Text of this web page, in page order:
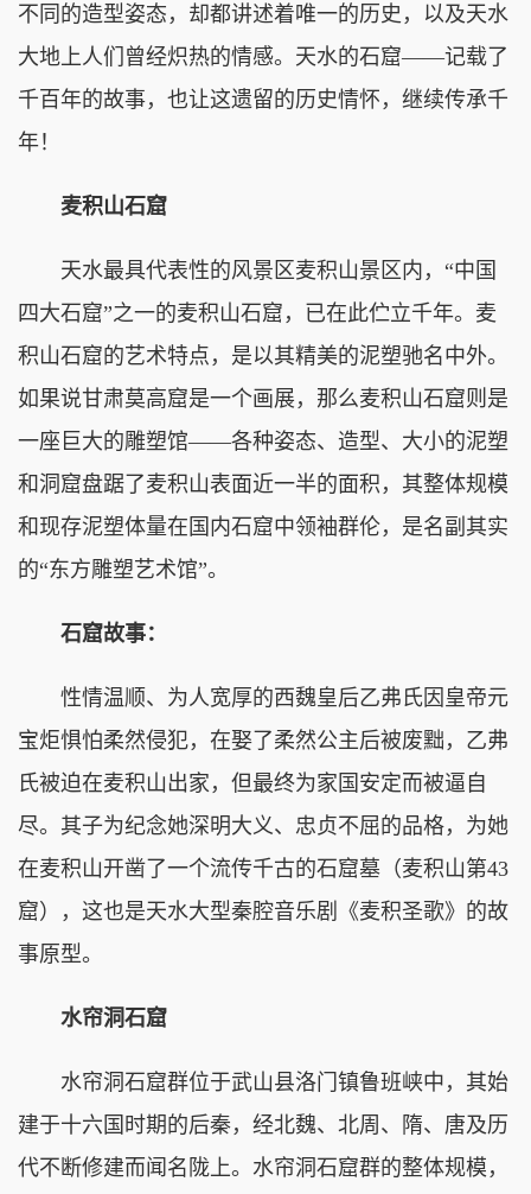
不同的造型姿态，却都讲述着唯一的历史，以及天水
大地上人们曾经炽热的情感。天水的石窟——记载了
千百年的故事，也让这遗留的历史情怀，继续传承千
年！
麦积山石窟
天水最具代表性的风景区麦积山景区内，“中国
四大石窟”之一的麦积山石窟，已在此伫立千年。麦
积山石窟的艺术特点，是以其精美的泥塑驰名中外。
如果说甘肃莫高窟是一个画展，那么麦积山石窟则是
一座巨大的雕塑馆——各种姿态、造型、大小的泥塑
和洞窟盘踞了麦积山表面近一半的面积，其整体规模
和现存泥塑体量在国内石窟中领袖群伦，是名副其实
的“东方雕塑艺术馆”。
石窟故事：
性情温顺、为人宽厚的西魏皇后乙弗氏因皇帝元
宝炬惧怕柔然侵犯，在娶了柔然公主后被废黜，乙弗
氏被迫在麦积山出家，但最终为家国安定而被逼自
尽。其子为纪念她深明大义、忠贞不屈的品格，为她
在麦积山开凿了一个流传千古的石窟墓（麦积山第43
窟），这也是天水大型秦腔音乐剧《麦积圣歌》的故
事原型。
水帘洞石窟
水帘洞石窟群位于武山县洛门镇鲁班峡中，其始
建于十六国时期的后秦，经北魏、北周、隋、唐及历
代不断修建而闻名陇上。水帘洞石窟群的整体规模，